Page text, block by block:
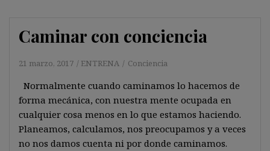
Caminar con conciencia
21 marzo, 2017 ENTRENA Conciencia
Normalmente cuando caminamos lo hacemos de
forma mecánica, con nuestra mente ocupada en
cualquier cosa menos en lo que estamos haciendo.
Planeamos, calculamos, nos preocupamos y a veces
no nos damos cuenta ni por donde caminamos.